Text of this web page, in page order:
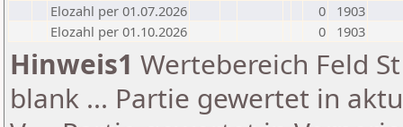
Elozahl per 01.07.2026
0
1903
Elozahl per 01.10.2026
0 1903
Hinweis1 Wertebereich Feld
blank ... Partie gewertet in